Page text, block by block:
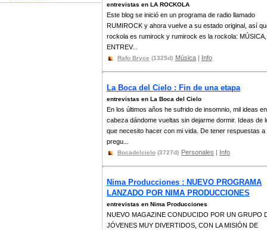
entrevistas en LA ROCKOLA
Este blog se inició en un programa de radio llamado
RUMIROCK y ahora vuelve a su estado original, así
rockola es rumirock y rumirock es la rockola: MÚSICA,
ENTREV...
Rafo Bryce (1325d) Música | Info
La Boca del Cielo : Fin de una etapa
entrevistas en La Boca del Cielo
En los últimos años he sufrido de insomnio, mil ideas
cabeza dándome vueltas sin dejarme dormir. Ideas de
que necesito hacer con mi vida. De tener respuestas a
pregu...
Bocadelcielo (3727d) Personales | Info
Nima Producciones : NUEVO PROGRAMA
LANZADO POR NIMA PRODUCCIONES
entrevistas en Nima Producciones
NUEVO MAGAZINE CONDUCIDO POR UN GRUPO
JÓVENES MUY DIVERTIDOS, CON LA MISIÓN DE